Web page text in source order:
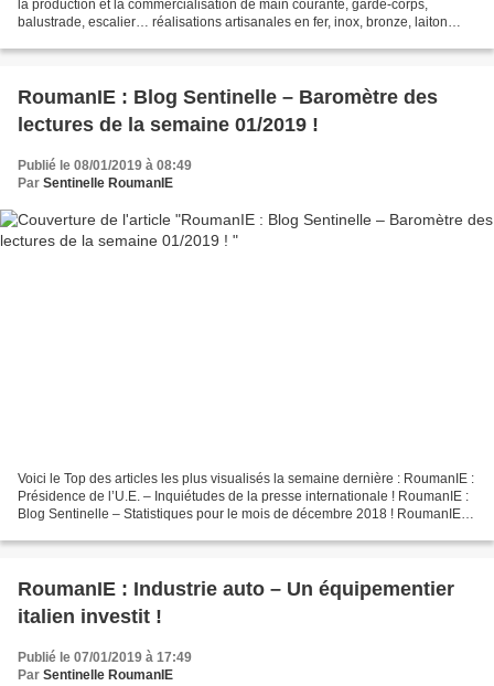
la production et la commercialisation de main courante, garde-corps,
balustrade, escalier… réalisations artisanales en fer, inox, bronze, laiton
RoumanIE : Blog Sentinelle – Baromètre des
lectures de la semaine 01/2019 !
Publié le 08/01/2019 à 08:49
Par Sentinelle RoumanIE
Voici le Top des articles les plus visualisés la semaine dernière : RoumanIE :
Présidence de l’U.E. – Inquiétudes de la presse internationale ! RoumanIE :
Blog Sentinelle – Statistiques pour le mois de décembre 2018 ! RoumanIE :
RoumanIE : Industrie auto – Un équipementier
italien investit !
Publié le 07/01/2019 à 17:49
Par Sentinelle RoumanIE